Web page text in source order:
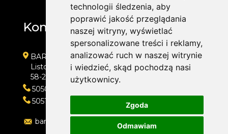
technologii śledzenia, aby
poprawić jakość przeglądania
naszej witryny, wyświetlać
spersonalizowane treści i reklamy,
analizować ruch w naszej witrynie
i wiedzieć, skąd pochodzą nasi
użytkownicy.
Zgoda
Odmawiam
Kontakt
BARWACZ GROUP
Listopada 7
58-200 Dzierżoniów
505016318
505143159
barwacz.group@gmail.com